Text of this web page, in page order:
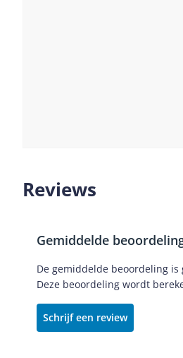
Reviews
Gemiddelde
De gemiddelde beoordeling is
Deze beoordeling wordt
Schrijf een review